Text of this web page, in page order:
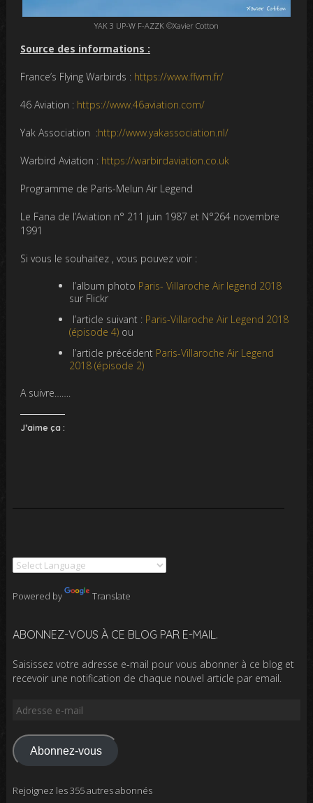
YAK 3 UP-W F-AZZK ©Xavier Cotton
Source des informations :
France’s Flying Warbirds : https://www.ffwm.fr/
46 Aviation : https://www.46aviation.com/
Yak Association :http://www.yakassociation.nl/
Warbird Aviation : https://warbirdaviation.co.uk
Programme de Paris-Melun Air Legend
Le Fana de l’Aviation n° 211 juin 1987 et N°264 novembre
1991
Si vous le souhaitez , vous pouvez voir :
l’album photo Paris- Villaroche Air legend 2018
sur Flickr
l’article suivant : Paris-Villaroche Air Legend 2018
(épisode 4) ou
l’article précédent Paris-Villaroche Air Legend
2018 (épisode 2)
A suivre…….
J’aime ça :
Powered by Translate
ABONNEZ-VOUS À CE BLOG PAR E-MAIL.
Saisissez votre adresse e-mail pour vous abonner à ce blog et
recevoir une notification de chaque nouvel article par email.
Adresse
mail
Abonnez-vous
Rejoignez les 355 autres abonnés